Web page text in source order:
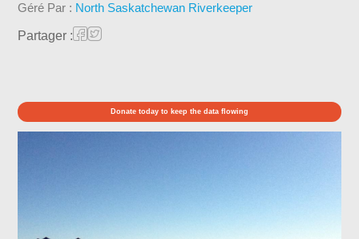
Géré Par : North Saskatchewan Riverkeeper
Partager :
Donate today to keep the data flowing